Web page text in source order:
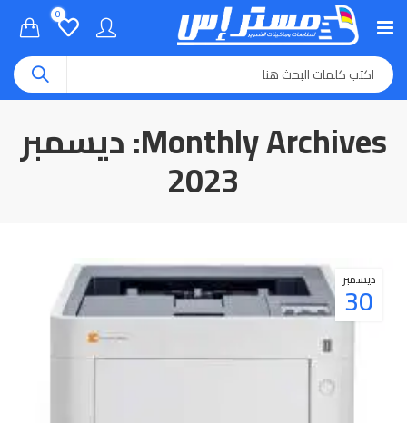
0
Monthly Archives: ديسمبر
2023
30
ديسمبر